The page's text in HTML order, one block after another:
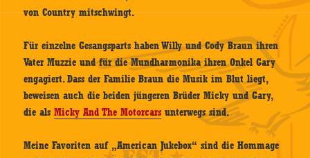
von Country mitschwingt.
Für einzelne Gesangsparts haben Willy und Cody Braun ihren
Vater Muzzie und für die Mundharmonika ihren Onkel Gary
engagiert. Dass der Familie Braun die Musik im Blut liegt,
beweisen auch die beiden jüngeren Brüder Micky und Gary,
die alsMicky And The Motorcars unterwegs sind.
Meine Favoriten auf „American Jukebox“ sind die Hommage